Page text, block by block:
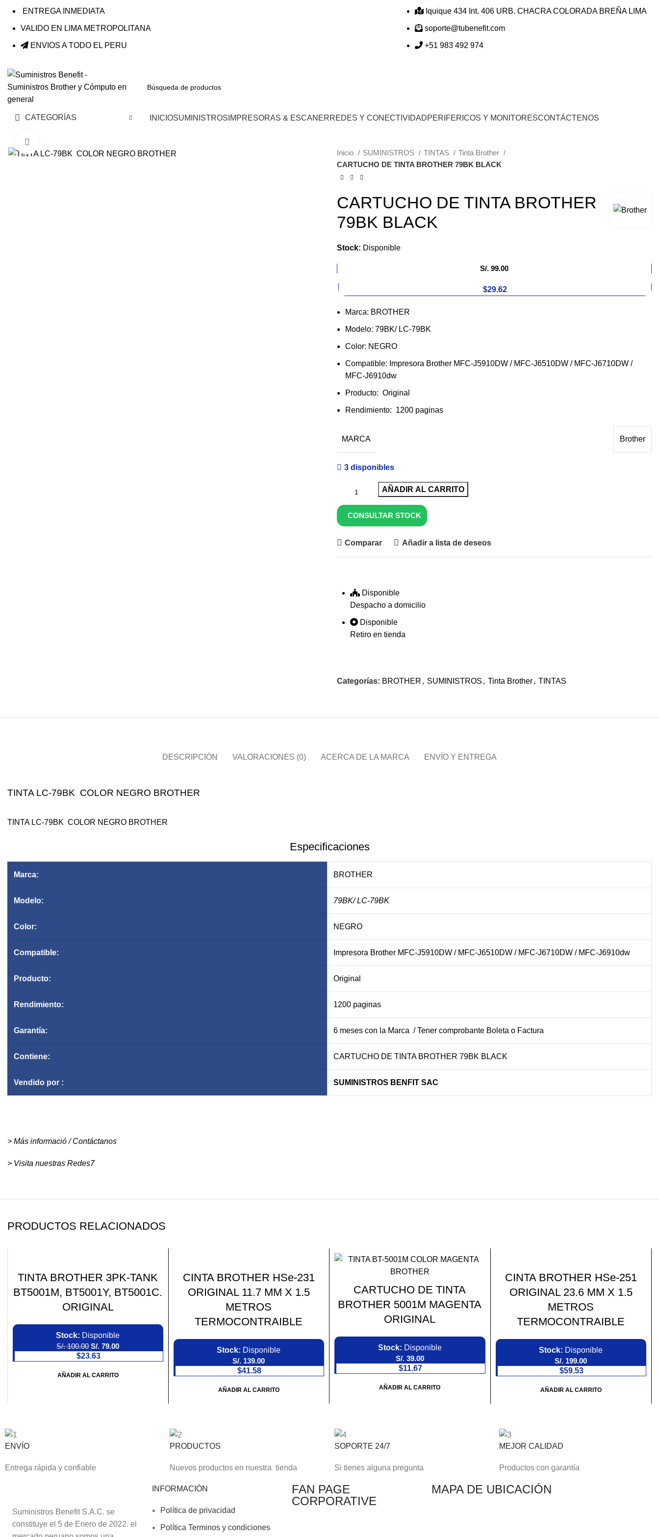
ENTREGA INMEDIATA
VALIDO EN LIMA METROPOLITANA
ENVIOS A TODO EL PERU
Iquique 434 Int. 406 URB. CHACRA COLORADA BREÑA LIMA
soporte@tubenefit.com
+51 983 492 974
CATEGORÍAS INICIOSUMINISTROS IMPRESORAS & ESCANERREDES Y CONECTIVIDADPERIFERICOS Y MONITORESCONTÁCTENOS
Inicio SUMINISTROS TINTAS
Tinta Brother
CARTUCHO DE TINTA BROTHER 79BK BLACK
$29.62
CARTUCHO DE TINTA BROTHER
79BK BLACK
Stock: Disponible
S/. 99.00
$29.62
Marca: BROTHER
Modelo: 79BK/ LC-79BK
Color: NEGRO
Compatible: Impresora Brother MFC-J5910DW / MFC-J6510DW / MFC-J6710DW /
MFC-J6910dw
Producto: Original
Rendimiento: 1200 paginas
MARCA Brother
3 disponibles
AÑADIR AL CARRITO
CONSULTAR STOCK
Comparar Añadir a lista de deseos
Disponible
Despacho a domicilio
Disponible
Retiro en tienda
Categorías: BROTHER , SUMINISTROS , Tinta Brother, TINTAS
DESCRIPCIÓN VALORACIONES (0) ACERCA DE LA MARCA ENVÍO Y ENTREGA
TINTA LC-79BK COLOR NEGRO BROTHER
TINTA LC-79BK COLOR NEGRO BROTHER
Especificaciones
Marca: BROTHER
Modelo: 79BK/ LC-79BK
Color: NEGRO
Compatible: Impresora Brother MFC-J5910DW / MFC-J6510DW / MFC-J6710DW / MFC-J6910dw
Producto: Original
Rendimiento: 1200 paginas
Garantía: 6 meses con la Marca / Tener comprobante Boleta o Factura
Contiene: CARTUCHO DE TINTA BROTHER 79BK BLACK
Vendido por : SUMINISTROS BENFIT SAC
> Más informació / Contáctanos
> Visita nuestras Redes7
PRODUCTOS RELACIONADOS
TINTA BROTHER 3PK-TANK
BT5001M, BT5001Y, BT5001C.
ORIGINAL
Stock: Disponible
S/.100.00 S/. 79.00
$23.63
AÑADIR AL CARRITO
CINTA BROTHER HSe-231
ORIGINAL 11.7 MM X 1.5
METROS
TERMOCONTRAIBLE
Stock: Disponible
S/. 139.00
$41.58
AÑADIR AL CARRITO
CARTUCHO DE TINTA
BROTHER 5001M MAGENTA
ORIGINAL
Stock: Disponible
S/.39.00
$11.67
AÑADIR AL CARRITO
CINTA BROTHER HSe-251
ORIGINAL 23.6 MM X 1.5
METROS
TERMOCONTRAIBLE
Stock: Disponible
S/. 199.00
$59.53
AÑADIR AL CARRITO
ENVÍO
Entrega rápida y confiable
PRODUCTOS
Nuevos productos en nuestra tienda
SOPORTE 24/7
Si tienes alguna pregunta
MEJOR CALIDAD
Productos con garantía
Suministros Benefit S.A.C. se
constituye el 5 de Enero de 2022. el
INFORMACIÓN
Política de privacidad
Política Terminos y condiciones
FAN PAGE
CORPORATIVE
MAPA DE UBICACIÓN